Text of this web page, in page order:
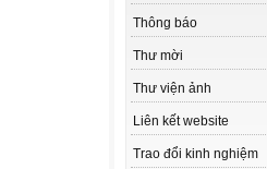
Thông báo
Thư mời
Thư viện ảnh
Liên kết website
Trao đổi kinh nghiệm